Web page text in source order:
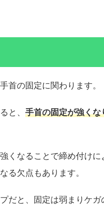
首の固定に関わります。
と、 手首の固定が強く
くなることで締め付け
る欠点もあります。
だと、固定は弱まりケ